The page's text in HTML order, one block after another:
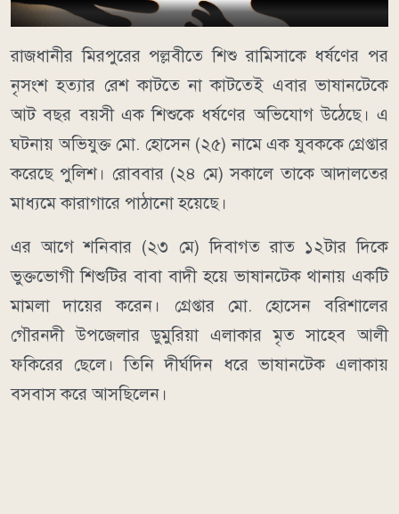
রাজধানীর মিরপুরের পল্লবীতে শিশু রামিসাকে ধর্ষণের পর
নৃসংশ হত্যার রেশ কাটতে না কাটতেই এবার ভাষানটেকে
আট বছর বয়সী এক শিশুকে ধর্ষণের অভিযোগ উঠেছে। এ
ঘটনায় অভিযুক্ত মো. হোসেন (২৫) নামে এক যুবককে গ্রেপ্তার
করেছে পুলিশ। রোববার (২৪ মে) সকালে তাকে আদালতের
মাধ্যমে কারাগারে পাঠানো হয়েছে।
এর আগে শনিবার (২৩ মে) দিবাগত রাত ১২টার দিকে
ভুক্তভোগী শিশুটির বাবা বাদী হয়ে ভাষানটেক থানায় একটি
মামলা দায়ের করেন। গ্রেপ্তার মো. হোসেন বরিশালের
গৌরনদী উপজেলার ডুমুরিয়া এলাকার মৃত সাহেব আলী
ফকিরের ছেলে। তিনি দীর্ঘদিন ধরে ভাষানটেক এলাকায়
বসবাস করে আসছিলেন।